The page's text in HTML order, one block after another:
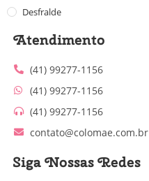
Desfralde
Atendimento
(41) 99277-1156
(41) 99277-1156
(41) 99277-1156
contato@colomae.com.br
Siga Nossas Redes